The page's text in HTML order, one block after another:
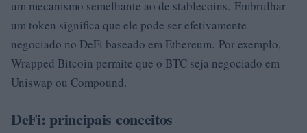
um mecanismo semelhante ao de stablecoins. Embrulhar
um token significa que ele pode ser efetivamente
negociado no DeFi baseado em Ethereum. Por exemplo,
Wrapped Bitcoin permite que o BTC seja negociado em
Uniswap ou Compound.
DeFi: principais conceitos